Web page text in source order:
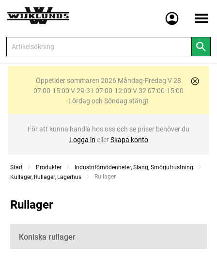
Meny
Öppetider sommaren 2026 Måndag-Fredag V 28
07:00-15:00 V 29-31 07:00-12:00 V 32 07:00-15:00
Lördag och Söndag stängt
För att kunna handla hos oss och se priser behöver du
Logga in ellerSkapa konto
Start Produkter
Industriförnödenheter, Slang, Smörjutrustning
Kullager, Rullager, Lagerhus
Current:
Rullager
Rullager
Kategorier
Koniska rullager